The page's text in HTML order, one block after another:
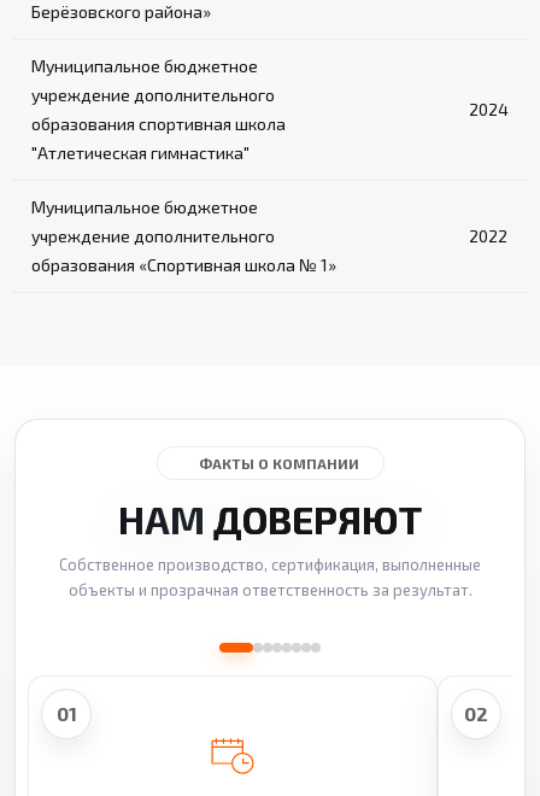
Берёзовского района»
Муниципальное бюджетное
учреждение дополнительного
образования спортивная школа
"Атлетическая гимнастика"
2024
Муниципальное бюджетное
учреждение дополнительного
образования «Спортивная школа № 1»
2022
ФАКТЫ О КОМПАНИИ
НАМ ДОВЕРЯЮТ
Собственное производство, сертификация, выполненные
объекты и прозрачная ответственность за результат.
01 02